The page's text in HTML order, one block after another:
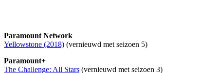
Paramount Network
Yellowstone (2018) (vernieuwd met seizoen 5)
Paramount+
The Challenge: All Stars (vernieuwd met seizoen 3)